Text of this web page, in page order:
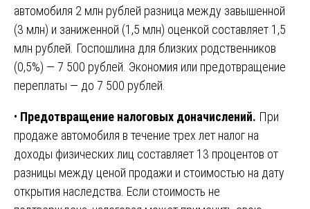
автомобиля 2 млн рублей разница между завышенной
(3 млн) и заниженной (1,5 млн) оценкой составляет 1,5
млн рублей. Госпошлина для близких родственников
(0,5%) — 7 500 рублей. Экономия или предотвращение
переплаты — до 7 500 рублей.
• Предотвращение налоговых доначислений. При
продаже автомобиля в течение трех лет налог на
доходы физических лиц составляет 13 процентов от
разницы между ценой продажи и стоимостью на дату
открытия наследства. Если стоимость не